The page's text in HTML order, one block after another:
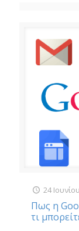
24
Πως η
τι